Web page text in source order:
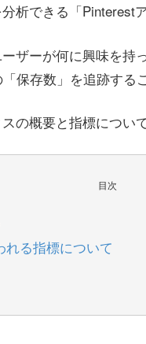
析できる「Pinterest
ザーが何に興味を持
保存数」を追跡する
の概要と指標につい
目次
る指標について